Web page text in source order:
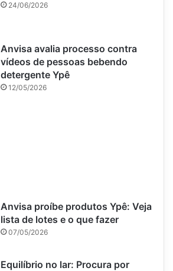
24/06/2026
Anvisa avalia processo contra
vídeos de pessoas bebendo
detergente Ypê
12/05/2026
Anvisa proíbe produtos Ypê: Veja
lista de lotes e o que fazer
07/05/2026
Equilíbrio no lar: Procura por